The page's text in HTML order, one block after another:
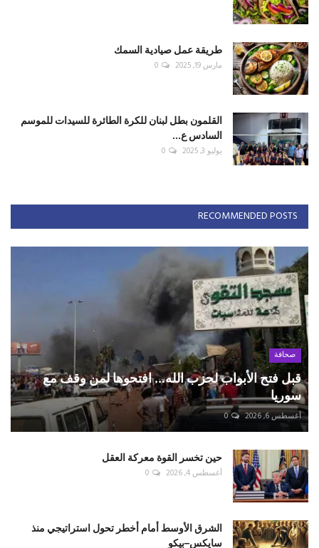
طريقة عمل صيادية السمك
مارس 19, 2025 0
القلمون بطل لبنان للكرة الطائرة للسيدات للموسم
السادس ع...
يوليو 3, 2025 0
RECOMMENDED POSTS
صحافة
قبل فتح الأبواب لحزب الله... افتحوها لمن وقف مع
سوريا
أغسطس 6, 2026 0
حين تخسر القوة معركة العقل
أغسطس 4, 2026 0
الشرق الأوسط أمام أخطر تحول استراتيجي منذ
سايكس–بيكو